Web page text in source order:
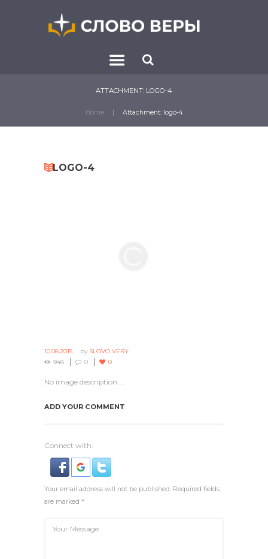
ATTACHMENT: LOGO-4
Home Attachment: logo-4
LOGO-4
10.08.2015 by SLOVO VERY
948
0 0
No image description ...
ADD YOUR COMMENT
Connect with:
Your email address will not be published. Required fields
are marked *